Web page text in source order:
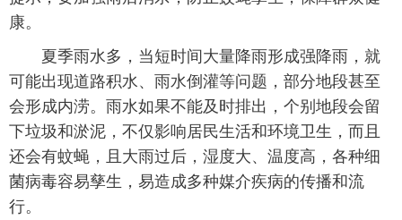
太原日报
康。
夏季雨水多，当短时间大量降雨形成强降雨，就
可能出现道路积水、雨水倒灌等问题，部分地段甚至
会形成内涝。雨水如果不能及时排出，个别地段会留
下垃圾和淤泥，不仅影响居民生活和环境卫生，而且
还会有蚊蝇，且大雨过后，湿度大、温度高，各种细
菌病毒容易孳生，易造成多种媒介疾病的传播和流
行。